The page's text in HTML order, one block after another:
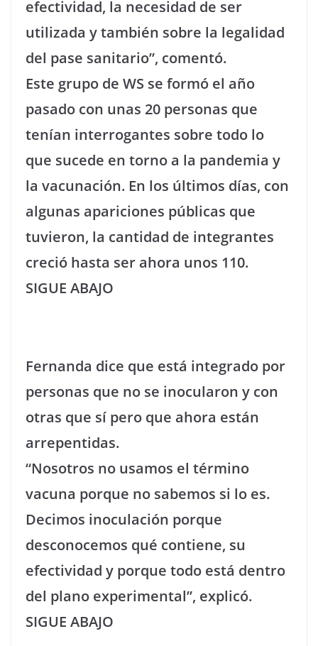
efectividad, la necesidad de ser
utilizada y también sobre la legalidad
del pase sanitario”, comentó.
Este grupo de WS se formó el año
pasado con unas 20 personas que
tenían interrogantes sobre todo lo
que sucede en torno a la pandemia y
la vacunación. En los últimos días, con
algunas apariciones públicas que
tuvieron, la cantidad de integrantes
creció hasta ser ahora unos 110.
SIGUE ABAJO
Fernanda dice que está integrado por
personas que no se inocularon y con
otras que sí pero que ahora están
arrepentidas.
“Nosotros no usamos el término
vacuna porque no sabemos si lo es.
Decimos inoculación porque
desconocemos qué contiene, su
efectividad y porque todo está dentro
del plano experimental”, explicó.
SIGUE ABAJO